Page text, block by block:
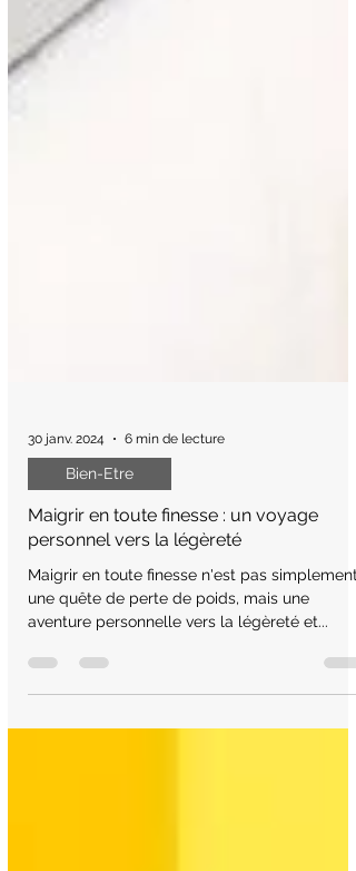
30 janv. 2024 6 min de lecture
Bien-Etre
Maigrir en toute finesse : un voyage
personnel vers la légèreté
Maigrir en toute finesse n'est pas simplement
une quête de perte de poids, mais une